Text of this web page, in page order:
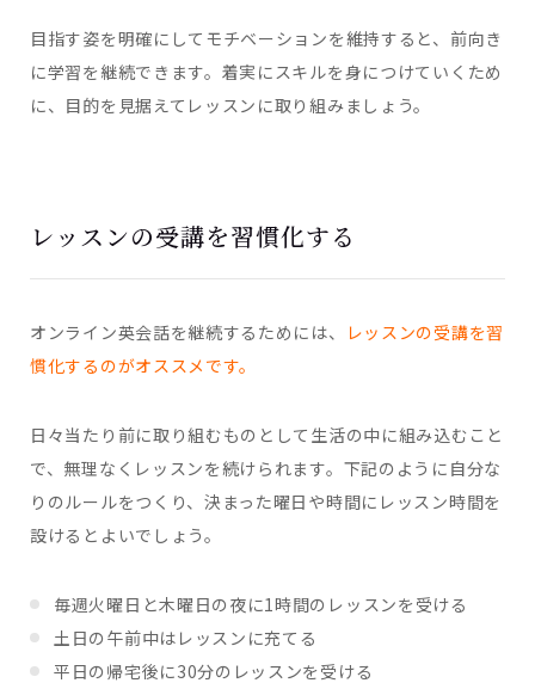
目指す姿を明確にしてモチベーションを維持すると、前向き
に学習を継続できます。着実にスキルを身につけていくため
に、目的を見据えてレッスンに取り組みましょう。
レッスンの受講を習慣化する
オンライン英会話を継続するためには、
レッスンの受講を習
慣化するのがオススメです。
日々当たり前に取り組むものとして生活の中に組み込むこと
で、無理なくレッスンを続けられます。下記のように自分な
りのルールをつくり、決まった曜日や時間にレッスン時間を
設けるとよいでしょう。
毎週火曜日と木曜日の夜に1時間のレッスンを受ける
土日の午前中はレッスンに充てる
平日の帰宅後に30分のレッスンを受ける